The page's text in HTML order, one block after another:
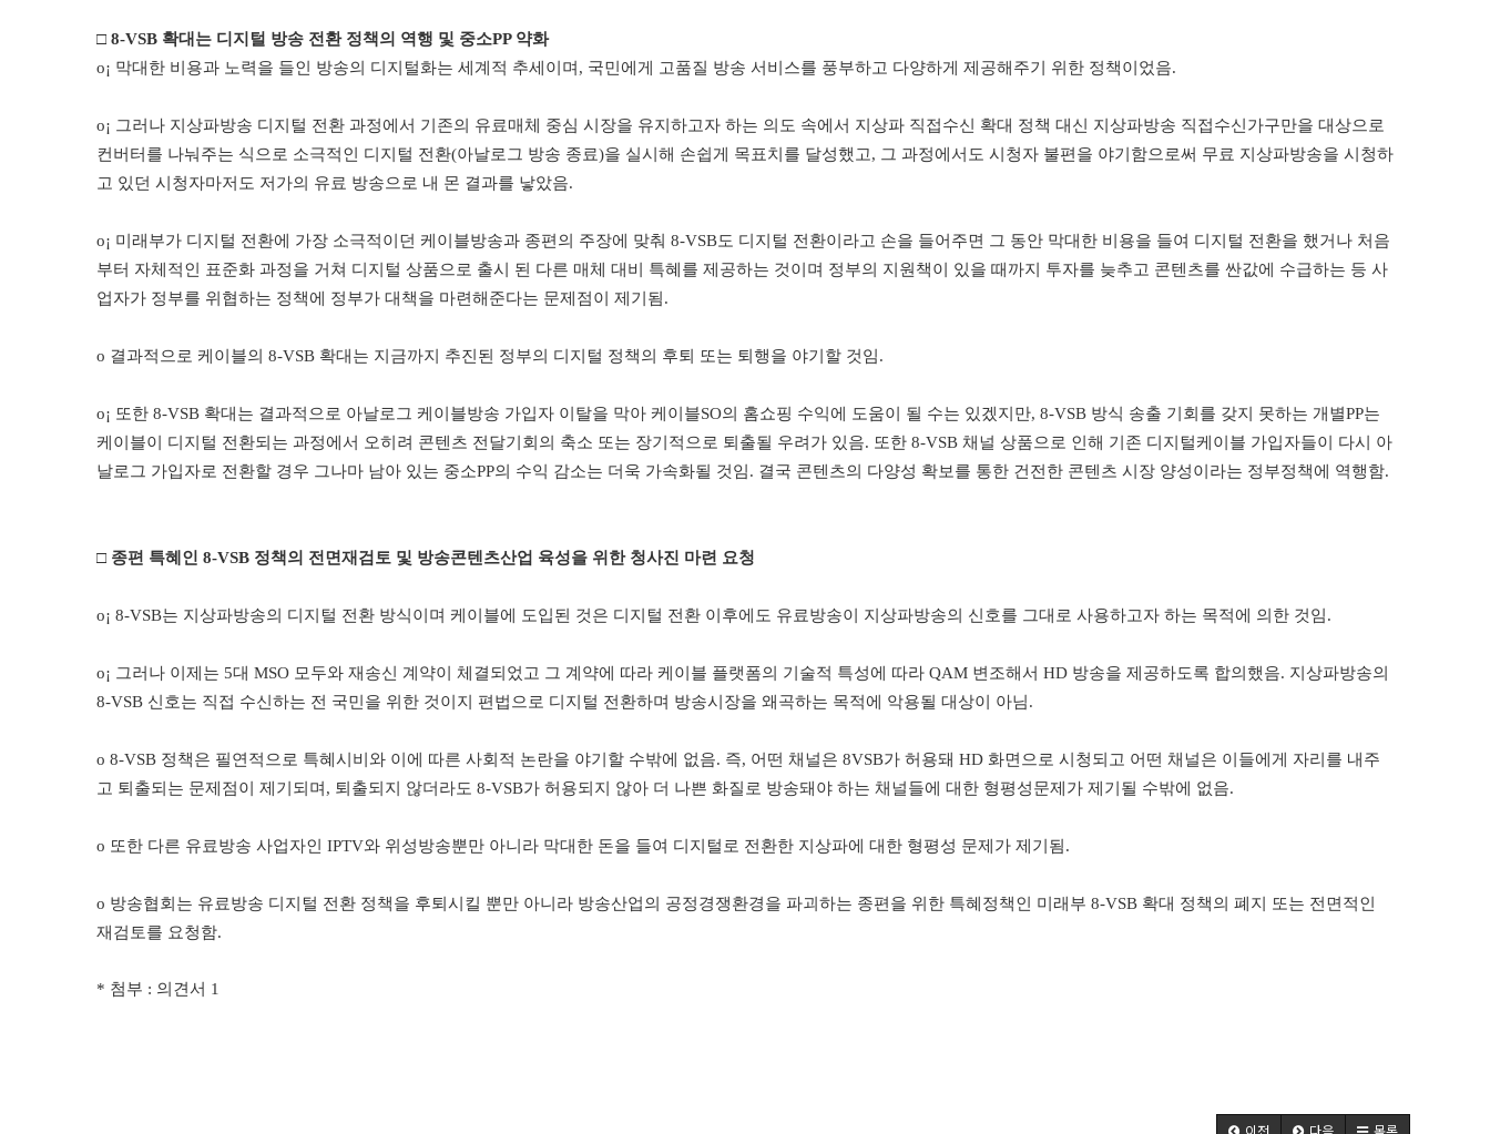
□ 8-VSB 확대는 디지털 방송 전환 정책의 역행 및 중소PP 약화
o¡ 막대한 비용과 노력을 들인 방송의 디지털화는 세계적 추세이며 , 국민에게 고품질 방송 서비스를 풍부하고 다양하게 제공해주기 위한 정책이었음.
o¡ 그러나 지상파방송 디지털 전환 과정에서 기존의 유료매체 중심 시장을 유지하고자 하는 의도 속에서 지상파 직접수신 확대 정책 대신 지상파방송 직접수신가구만을 대상으로
컨버터를 나눠주는 식으로 소극적인 디지털 전환(아날로그 방송 종료)을 실시해 손쉽게 목표치를 달성했고, 그 과정에서도 시청자 불편을 야기함으로써 무료 지상파방송을 시청하
고 있던 시청자마저도 저가의 유료 방송으로 내 몬 결과를 낳았음.
o¡ 미래부가 디지털 전환에 가장 소극적이던 케이블방송과 종편의 주장에 맞춰 8-VSB도 디지털 전환이라고 손을 들어주면 그 동안 막대한 비용을 들여 디지털 전환을 했거나 처음
부터 자체적인 표준화 과정을 거쳐 디지털 상품으로 출시 된 다른 매체 대비 특혜를 제공하는 것이며 정부의 지원책이 있을 때까지 투자를 늦추고 콘텐츠를 싼값에 수급하는 등 사
업자가 정부를 위협하는 정책에 정부가 대책을 마련해준다는 문제점이 제기됨.
o 결과적으로 케이블의 8-VSB 확대는 지금까지 추진된 정부의 디지털 정책의 후퇴 또는 퇴행을 야기할 것임.
o¡ 또한 8-VSB 확대는 결과적으로 아날로그 케이블방송 가입자 이탈을 막아 케이블SO의 홈쇼핑 수익에 도움이 될 수는 있겠지만, 8-VSB 방식 송출 기회를 갖지 못하는 개별PP는
케이블이 디지털 전환되는 과정에서 오히려 콘텐츠 전달기회의 축소 또는 장기적으로 퇴출될 우려가 있음. 또한 8-VSB 채널 상품으로 인해 기존 디지털케이블 가입자들이 다시 아
날로그 가입자로 전환할 경우 그나마 남아 있는 중소PP의 수익 감소는 더욱 가속화될 것임. 결국 콘텐츠의 다양성 확보를 통한 건전한 콘텐츠 시장 양성이라는 정부정책에 역행함.
□ 종편 특혜인 8-VSB 정책의 전면재검토 및 방송콘텐츠산업 육성을 위한 청사진 마련 요청
o¡ 8-VSB는 지상파방송의 디지털 전환 방식이며 케이블에 도입된 것은 디지털 전환 이후에도 유료방송이 지상파방송의 신호를 그대로 사용하고자 하는 목적에 의한 것임.
o¡ 그러나 이제는 5대 MSO 모두와 재송신 계약이 체결되었고 그 계약에 따라 케이블 플랫폼의 기술적 특성에 따라 QAM 변조해서 HD 방송을 제공하도록 합의했음. 지상파방송의
8-VSB 신호는 직접 수신하는 전 국민을 위한 것이지 편법으로 디지털 전환하며 방송시장을 왜곡하는 목적에 악용될 대상이 아님.
o 8-VSB 정책은 필연적으로 특혜시비와 이에 따른 사회적 논란을 야기할 수밖에 없음. 즉, 어떤 채널은 8VSB가 허용돼 HD 화면으로 시청되고 어떤 채널은 이들에게 자리를 내주
고 퇴출되는 문제점이 제기되며 , 퇴출되지 않더라도 8-VSB가 허용되지 않아 더 나쁜 화질로 방송돼야 하는 채널들에 대한 형평성문제가 제기될 수밖에 없음.
o 또한 다른 유료방송 사업자인 IPTV와 위성방송뿐만 아니라 막대한 돈을 들여 디지털로 전환한 지상파에 대한 형평성 문제가 제기됨.
o 방송협회는 유료방송 디지털 전환 정책을 후퇴시킬 뿐만 아니라 방송산업의 공정경쟁환경을 파괴하는 종편을 위한 특혜정책인 미래부 8-VSB 확대 정책의 폐지 또는 전면적인
재검토를 요청함.
* 첨부 : 의견서 1
이전 다음 목록